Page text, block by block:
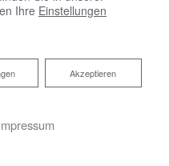
Ihre Einstellungen
Akzeptieren